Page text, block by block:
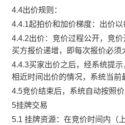
4.4出价规则：
4.4.1起拍价和加价梯度：出价
4.4.2出价：竞价过程公开，竞
买方报价递增，即每次报价必
4.4.3买家出价之后，经系统提
相近时间出价的情况，系统当
4.5竞价结束后，系统自动按照
5挂牌交易
5.1 挂牌资源：在竞价时间内（